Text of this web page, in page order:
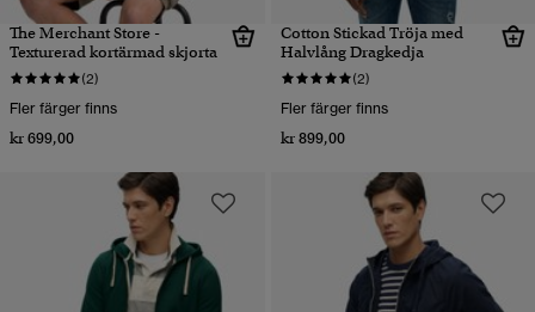
The Merchant Store -
Texturerad kortärmad skjorta
(2)
Fler färger finns
kr 699,00
Cotton Stickad Tröja med
Halvlång Dragkedja
(2)
Fler färger finns
kr 899,00